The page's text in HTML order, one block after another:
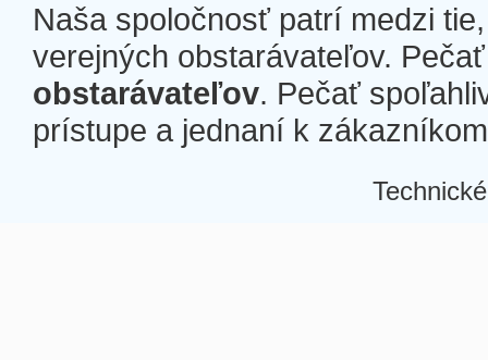
Naša spoločnosť patrí medzi
verejných obstarávateľov.
obstarávateľov. Pečať
prístupe a jednaní k